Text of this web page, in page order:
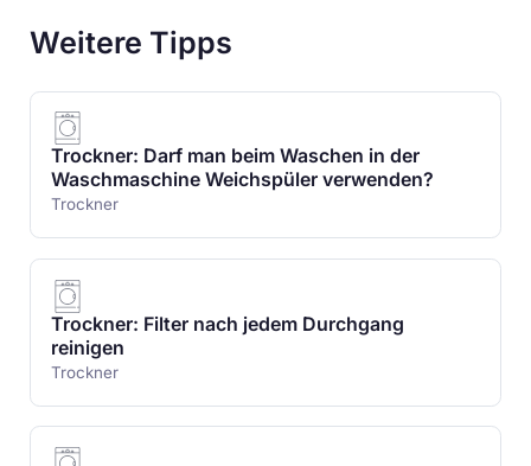
Weitere Tipps
Trockner: Darf man beim Waschen in der
Waschmaschine Weichspüler verwenden?
Trockner
Trockner: Filter nach jedem Durchgang
reinigen
Trockner